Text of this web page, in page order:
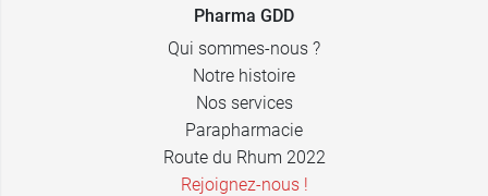
Pharma GDD
Qui sommes-nous ?
Notre histoire
Nos services
Parapharmacie
Route du Rhum 2022
Rejoignez-nous !